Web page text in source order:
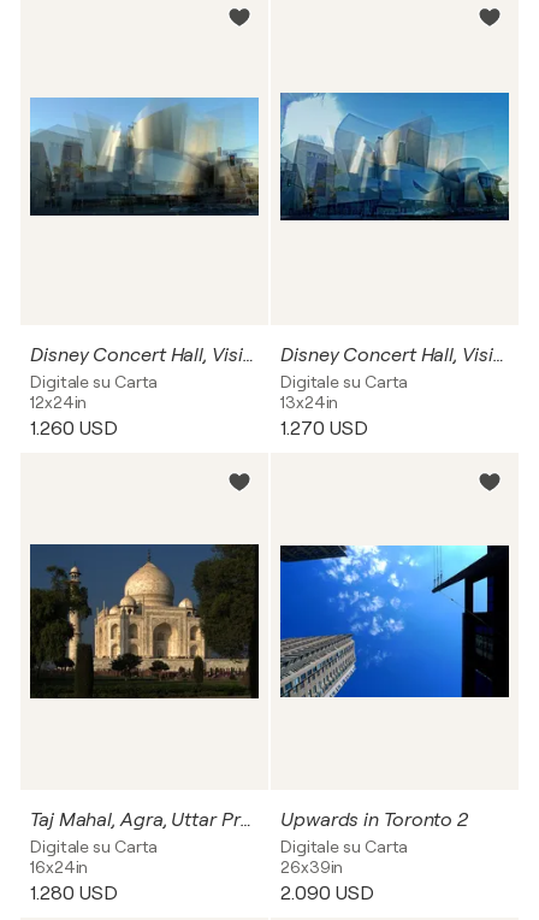
Disney Concert Hall, Vision 1, Los Angeles, United States of Amrica
Digitale su Carta
12x24in
1.260 USD
Disney Concert Hall, Vision 2, Los Angeles, United States of Amrica
Digitale su Carta
13x24in
1.270 USD
Taj Mahal, Agra, Uttar Pradesh, India
Digitale su Carta
16x24in
1.280 USD
Upwards in Toronto 2
Digitale su Carta
26x39in
2.090 USD